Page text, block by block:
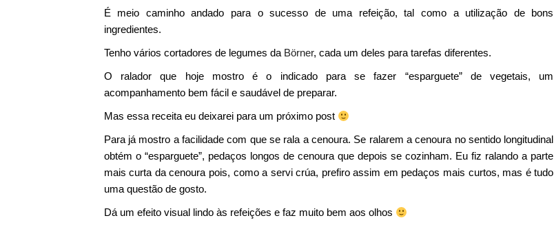
É meio caminho andado para o sucesso de uma refeição, tal como a utilização de bons
ingredientes.
Tenho vários cortadores de legumes da Börner, cada um deles para tarefas diferentes.
O ralador que hoje mostro é o indicado para se fazer “esparguete” de vegetais, um
acompanhamento bem fácil e saudável de preparar.
Mas essa receita eu deixarei para um próximo post
Para já mostro a facilidade com que se rala a cenoura. Se ralarem a cenoura no sentido longitudinal
obtém o “esparguete”, pedaços longos de cenoura que depois se cozinham. Eu fiz ralando a parte
mais curta da cenoura pois, como a servi crúa, prefiro assim em pedaços mais curtos, mas é tudo
uma questão de gosto.
Dá um efeito visual lindo às refeições e faz muito bem aos olhos